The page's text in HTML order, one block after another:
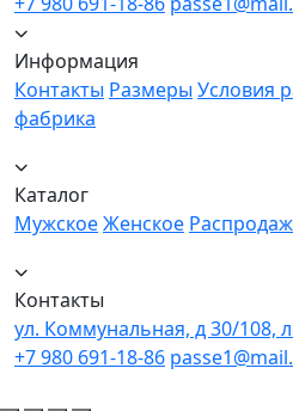
Информация
Контакты Размеры Условия
фабрика
Каталог
МужскоеЖенское
Контакты
ул. Коммунальная, д 30/108,
+7 980 691-18-86